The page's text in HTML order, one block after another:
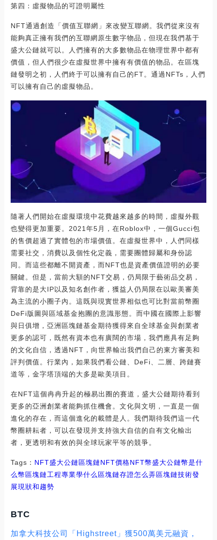
第四：虛擬物品的可證明屬性
NFT通過創造「價值互聯網」來改變互聯網。我們從來沒有
能夠真正擁有我們的互聯網原生數字物品，但現在我們基于
盛大公鏈就可以。人們擁有的大多數物品在物理世界中都有
價值，但人們很少在虛擬世界中擁有有價值的物品。在區塊
鏈發明之初，人們終于可以擁有自己的FT。通過NFTs，人們
可以擁有自己的虛擬物品。
隨著人們開始在虛擬環境中花費越來越多的時間，虛擬外觀
也變得更加重要。2021年5月，在Roblox中，一個Gucci包
的售價超過了實體包的市場價值。在虛擬世界中，人們同樣
需要社交，消費以及個性化定義，需要團體歸屬和身份認
同。而這些都離不開資產，而NFT也是資產價值證明的必要
關鍵。但是，當前大額的NFT交易，仍局限于藝術品交易，
背靠的是大IP以及知名創作者，獲益人仍局限在以歐美審美
為主流的小圈子內。這既與現實世界相似也可比對當前幣圈
DeFi版圖與區域基金抱團的意識形態。而中國在國際上影響
與日俱增，亞洲區塊鏈基金期待獲得來自全球基金與創業者
更多的認可，既然有資本也有廣闊的市場，我們應具有足夠
的文化自信，透過NFT，向世界輸出我們自己的東方審美和
評判價值。行業內，如果我們看公鏈、DeFi、二層、跨鏈賽
道等，金字塔頂端的大多是歐美項目。
在NFT這個冉冉升起的極易出圈的賽道，盛大公鏈期待看到
更多的亞洲創業者能夠抓住機會。文化與文明，一直是一個
進化的存在，而這個進化的載體是人。我們期待我們這一代
幣圈耕耘者，可以在發現并支持強大自信的自有文化輸出
者，更透明和有效的與全球玩家平等的競爭。
Tags： NFT盛大公鏈 區塊鏈NFT價格NFT幣盛大公鏈幣是什
么幣區塊鏈工程專業學什么 區塊鏈存證怎么弄區塊鏈技術發
展現狀和趨勢
BTC
加拿大科技公司「Highstreet」獲500萬美元融資，